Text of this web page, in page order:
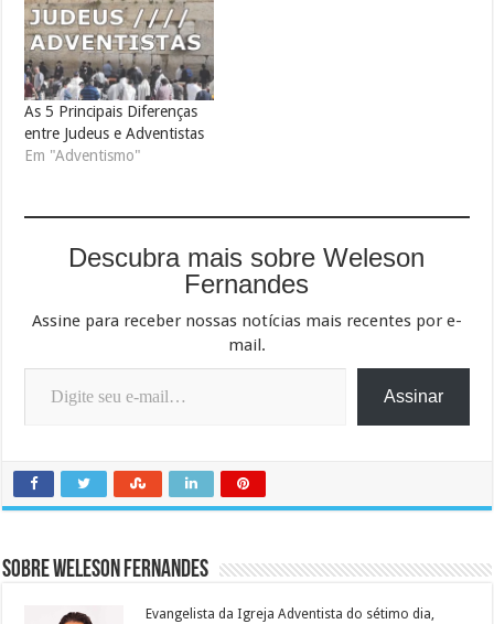
As 5 Principais Diferenças
entre Judeus e Adventistas
Em "Adventismo"
Descubra mais sobre Weleson
Fernandes
Assine para receber nossas notícias mais recentes por e-
mail.
Digite seu e-mail…
Assinar
Sobre Weleson Fernandes
Evangelista da Igreja Adventista do sétimo dia,